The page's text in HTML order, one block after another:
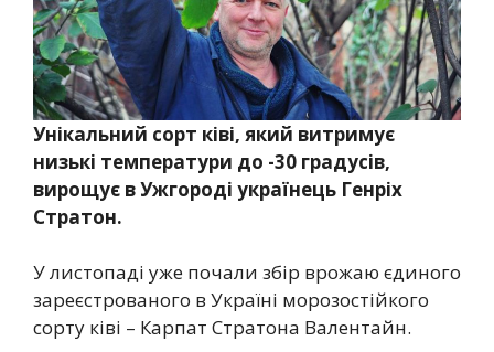
Унікальний сорт ківі, який витримує
низькі температури до -30 градусів,
вирощує в Ужгороді українець Генріх
Стратон.
У листопаді уже почали збір врожаю єдиного
зареєстрованого в Україні морозостійкого
сорту ківі – Карпат Стратона Валентайн.